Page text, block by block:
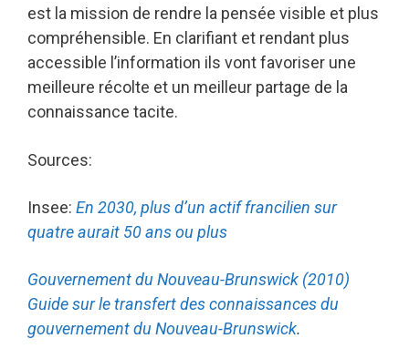
est la mission de rendre la pensée visible et plus
compréhensible. En clarifiant et rendant plus
accessible l’information ils vont favoriser une
meilleure récolte et un meilleur partage de la
connaissance tacite.
Sources:
Insee: En 2030, plus d’un actif francilien sur
quatre aurait 50 ans ou plus
Gouvernement du Nouveau-Brunswick (2010)
Guide sur le transfert des connaissances du
gouvernement du Nouveau-Brunswick.